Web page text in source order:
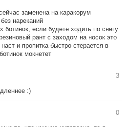
заменена на каракорум
нареканий
ботинок, если будете ходить по снегу
рант с заходом на носок это
и пропитка быстро стерается в
мокнетет
3
:)
0